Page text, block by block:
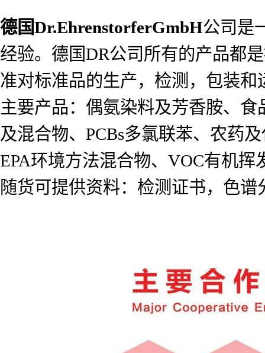
德国Dr.EhrenstorferGmbH公司是
经验。德国DR公司所有的产品都
准对标准品的生产，检测，包装
主要产品：偶氨染料及芳香胺、
及混合物、PCBs多氯联苯、农药
EPA环境方法混合物、VOC有机
随货可提供资料：检测证书，色